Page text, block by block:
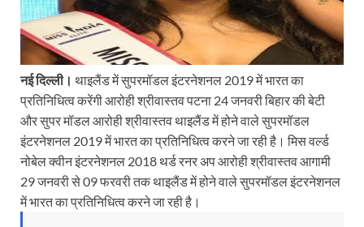
नई दिल्ली। थाइलैंड में सुपरमॉडल इंटरनेशनल 2019 में भारत का
प्रतिनिधित्व करेंगी आरोही श्रीवास्तव पटना 24 जनवरी बिहार की बेटी
और सुपर मॉडल आरोही श्रीवास्तव थाइलैंड में होने वाले सुपरमॉडल
इंटरनेशनल 2019 में भारत का प्रतिनिधित्व करने जा रही है। मिस वर्ल्ड
नोबेल क्वीन इंटरनेशनल 2018 थर्ड रनर अप आरोही श्रीवास्तव आगामी
29 जनवरी से 09 फरवरी तक थाइलैंड में होने वाले सुपरमॉडल इंटरनेशनल
में भारत का प्रतिनिधित्व करने जा रही है।